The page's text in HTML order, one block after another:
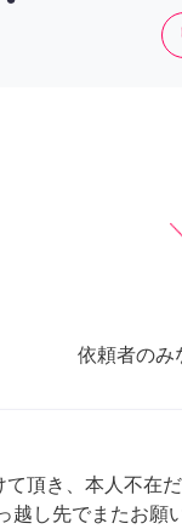
依頼者のみ
頂き、本人不在
越し先でまたお願